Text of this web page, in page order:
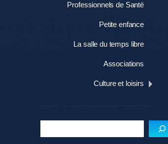
Professionnels de Santé
Petite enfance
La salle du temps libre
Associations
Culture et loisirs